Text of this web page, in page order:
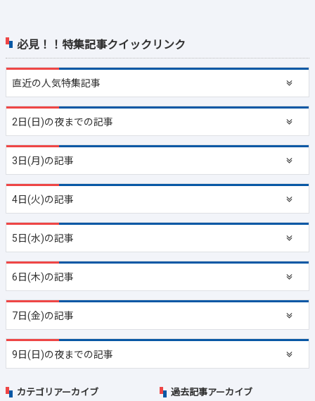
必見！！特集記事クイックリンク
直近の人気特集記事
2日(日)の夜までの記事
3日(月)の記事
4日(火)の記事
5日(水)の記事
6日(木)の記事
7日(金)の記事
9日(日)の夜までの記事
カテゴリアーカイブ 過去記事アーカイブ